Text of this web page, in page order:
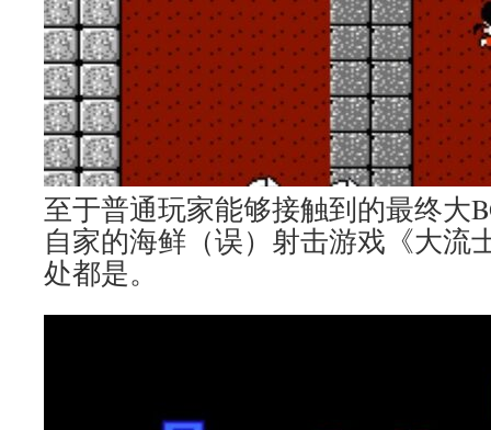
至于普通玩家能够接触到的最终大
自家的海鲜（误）射击游戏《大流
处都是。